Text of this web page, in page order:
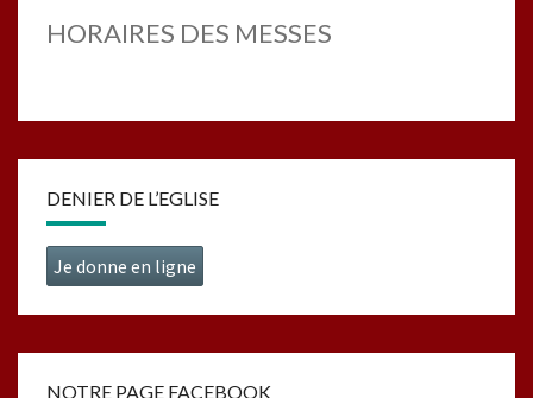
HORAIRES DES MESSES
DENIER DE L’EGLISE
Je donne en ligne
NOTRE PAGE FACEBOOK